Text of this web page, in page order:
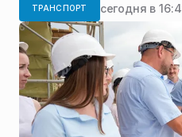
ТРАНСПОРТ сегодня в